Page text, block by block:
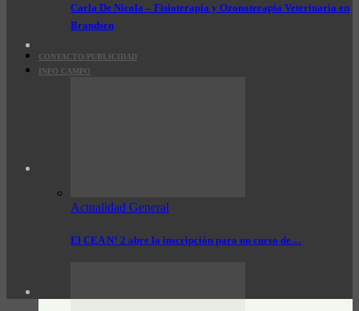
Carla De Nicola – Fisioterapia y Ozonoterapia Veterinaria en
Brandsen
CONTACTO/PUBLICIDAD
INFO CAMPO
Actualidad General
El CEA N° 2 abre la inscripción para un curso de…